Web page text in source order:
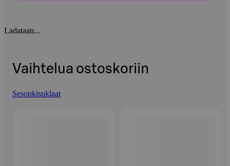
Ladataan...
Vaihtelua ostoskoriin
Sesonkisuklaat